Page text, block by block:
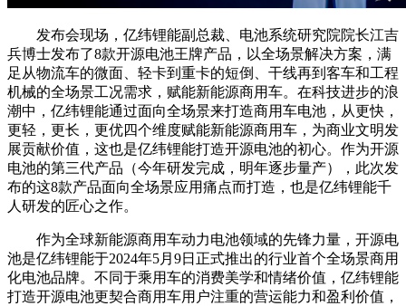
发布会现场，亿纬锂能副总裁、电池系统研究院院长江吉
兵博士发布了8款开源电池王牌产品，以全场景解决方案，满
足从物流车的微面、轻卡到重卡的短倒、干线再到客车和工程
机械的全场景工况需求，赋能新能源商用车。在科技进步的浪
潮中，亿纬锂能通过面向全场景来打造商用车电池，从更快，
更轻，更长，更优四个维度赋能新能源商用车，为商业文明发
展贡献价值，这也是亿纬锂能打造开源电池的初心。作为开源
电池的第三代产品（今年研发完成，明年逐步量产），此次发
布的这8款产品面向全场景应用痛点而打造，也是亿纬锂能千
人研发的匠心之作。
作为全球新能源商用车动力电池领域的先锋力量，开源电
池是亿纬锂能于2024年5月9日正式推出的行业首个全场景商用
化电池品牌。不同于乘用车的消费美学和情绪价值，亿纬锂能
打造开源电池更契合商用车用户注重的营运能力和盈利价值，